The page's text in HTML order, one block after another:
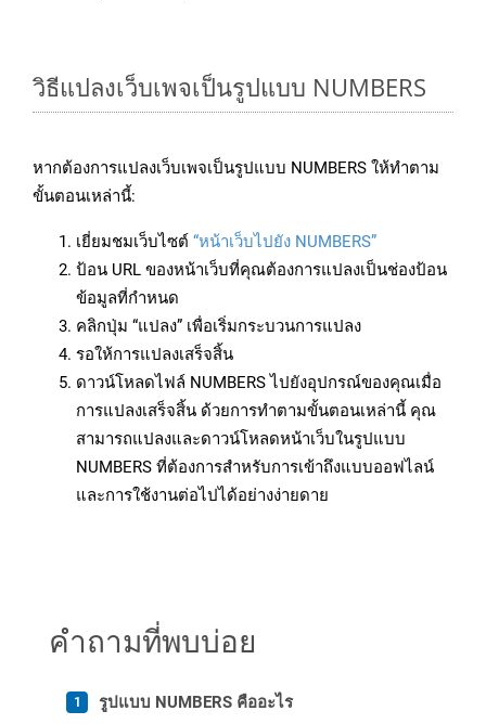
วิธีแปลงเว็บเพจเป็นรูปแบบ NUMBERS
หากต้องการแปลงเว็บเพจเป็นรูปแบบ NUMBERS ให้ทำตาม
ขั้นตอนเหล่านี้:
เยี่ยมชมเว็บไซต์ “หน้าเว็บไปยัง NUMBERS”
ป้อน URL ของหน้าเว็บที่คุณต้องการแปลงเป็นช่องป้อน
ข้อมูลที่กำหนด
คลิกปุ่ม “แปลง” เพื่อเริ่มกระบวนการแปลง
รอให้การแปลงเสร็จสิ้น
ดาวน์โหลดไฟล์ NUMBERS ไปยังอุปกรณ์ของคุณเมื่อ
การแปลงเสร็จสิ้น ด้วยการทำตามขั้นตอนเหล่านี้ คุณ
สามารถแปลงและดาวน์โหลดหน้าเว็บในรูปแบบ
NUMBERS ที่ต้องการสำหรับการเข้าถึงแบบออฟไลน์
และการใช้งานต่อไปได้อย่างง่ายดาย
คำถามที่พบบ่อย
รูปแบบ NUMBERS คืออะไร